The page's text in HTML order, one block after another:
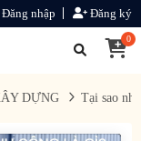
Đăng nhập Đăng ký
0
DỰNG Tại sao